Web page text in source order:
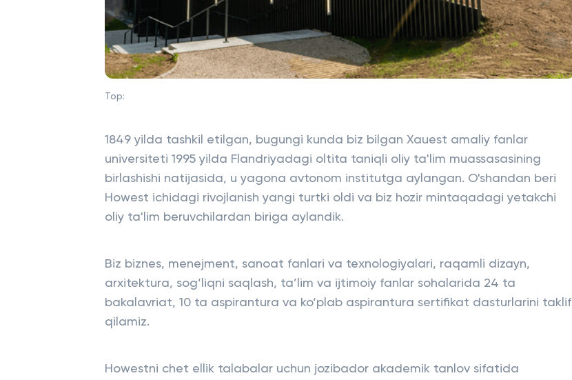
Top:
1849 yilda tashkil etilgan, bugungi kunda biz bilgan Xauest amaliy fanlar
universiteti 1995 yilda Flandriyadagi oltita taniqli oliy ta'lim muassasasining
birlashishi natijasida, u yagona avtonom institutga aylangan. O'shandan beri
Howest ichidagi rivojlanish yangi turtki oldi va biz hozir mintaqadagi yetakchi
oliy ta'lim beruvchilardan biriga aylandik.
Biz biznes, menejment, sanoat fanlari va texnologiyalari, raqamli dizayn,
arxitektura, sog‘liqni saqlash, ta’lim va ijtimoiy fanlar sohalarida 24 ta
bakalavriat, 10 ta aspirantura va ko‘plab aspirantura sertifikat dasturlarini taklif
qilamiz.
Howestni chet ellik talabalar uchun jozibador akademik tanlov sifatida